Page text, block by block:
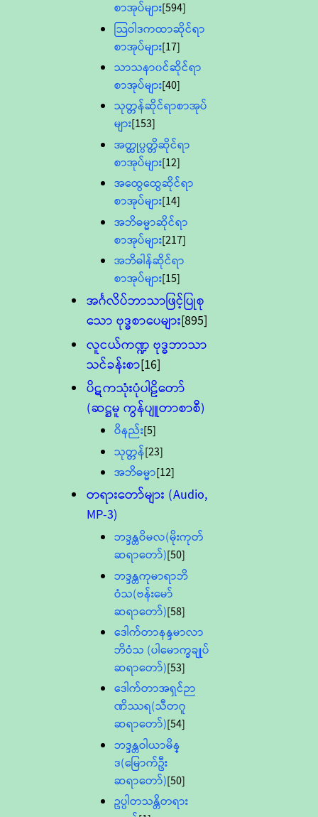
စာအုပ်များ[594]
သြဝါဒကထာဆိုင်ရာ
စာအုပ်များ[17]
သာသနာ၀င်ဆိုင်ရာ
စာအုပ်များ[40]
သုတ္တန်ဆိုင်ရာစာအုပ်
များ[153]
အတ္ထုပ္ပတ္တိဆိုင်ရာ
စာအုပ်များ[12]
အထွေထွေဆိုင်ရာ
စာအုပ်များ[14]
အဘိဓမ္မာဆိုင်ရာ
စာအုပ်များ[217]
အဘိဓါန်ဆိုင်ရာ
စာအုပ်များ[15]
အင်္ဂလိပ်ဘာသာဖြင့်ပြုစု
သော ဗုဒ္ဓစာပေများ[895]
လူငယ်ကဏ္ဍ ဗုဒ္ဓဘာသာ
သင်ခန်းစာ[16]
ပိဋကသုံးပုံပါဠိတော်
(ဆဋ္ဌမူ ကွန်ပျူတာစာစီ)
ဝိနည်း[5]
သုတ္တန်[23]
အဘိဓမ္မာ[12]
တရားတော်များ (Audio,
MP-3)
ဘဒ္ဒန္တဝိမလ(မိုးကုတ်
ဆရာတော်)[50]
ဘဒ္ဒန္တကုမာရာဘိ
ဝံသ(ဗန်းမော်
ဆရာတော်)[58]
ဒေါက်တာနန္ဒမာလာ
ဘိဝံသ (ပါမောက္ခချုပ်
ဆရာတော်)[53]
ဒေါက်တာအရှင်ဉာ
ဏိဿရ(သီတဂူ
ဆရာတော်)[54]
ဘဒ္ဒန္တဝါယာမိန္
ဒ(မြောက်ဦး
ဆရာတော်)[50]
ဥပ္ပါတသန္တိတရား